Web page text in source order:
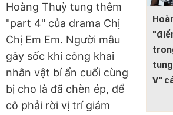
V"
Hoàng Thuỳ tung thêm
"part 4" của drama Chị
Chị Em Em. Người mẫu
gây sốc khi công khai
nhân vật bí ẩn cuối cùng
bị cho là đã chèn ép, để
cô phải rời vị trí giám